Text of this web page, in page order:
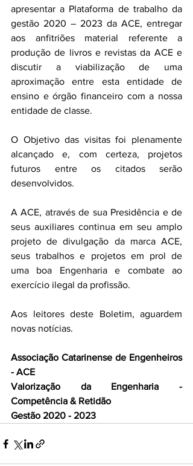
apresentar a Plataforma de trabalho da
gestão 2020 – 2023 da ACE, entregar
aos anfitriões material referente a
produção de livros e revistas da ACE e
discutir a viabilização de uma
aproximação entre esta entidade de
ensino e órgão financeiro com a nossa
entidade de classe.
O Objetivo das visitas foi plenamente
alcançado e, com certeza, projetos
futuros entre os citados serão
desenvolvidos.
A ACE, através de sua Presidência e de
seus auxiliares continua em seu amplo
projeto de divulgação da marca ACE,
seus trabalhos e projetos em prol de
uma boa Engenharia e combate ao
exercício ilegal da profissão.
Aos leitores deste Boletim, aguardem
novas notícias.
Associação Catarinense de Engenheiros
- ACE
Valorização da Engenharia -
Competência & Retidão
Gestão 2020 - 2023